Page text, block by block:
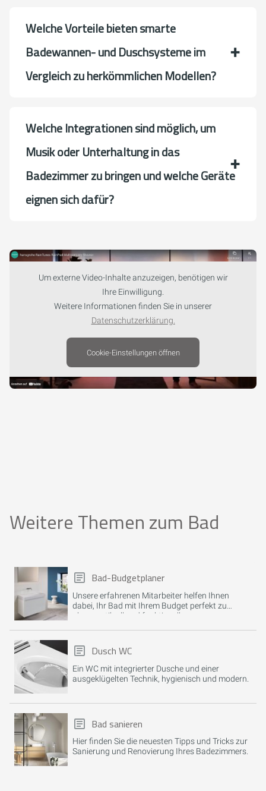
Welche Vorteile bieten smarte
Badewannen- und Duschsysteme im
Vergleich zu herkömmlichen Modellen?
Welche Integrationen sind möglich, um
Musik oder Unterhaltung in das
Badezimmer zu bringen und welche Geräte
eignen sich dafür?
Um externe Video-Inhalte anzuzeigen, benötigen wir
Ihre Einwilligung.
Weitere Informationen finden Sie in unserer
Datenschutzerklärung.
Cookie-Einstellungen öffnen
Weitere Themen zum Bad
Bad-Budgetplaner
Unsere erfahrenen Mitarbeiter helfen Ihnen
dabei, Ihr Bad mit Ihrem Budget perfekt zu
planen, stilvoll und funktionell.
Dusch WC
Ein WC mit integrierter Dusche und einer
ausgeklügelten Technik, hygienisch und modern.
Bad sanieren
Hier finden Sie die neuesten Tipps und Tricks zur
Sanierung und Renovierung Ihres Badezimmers.